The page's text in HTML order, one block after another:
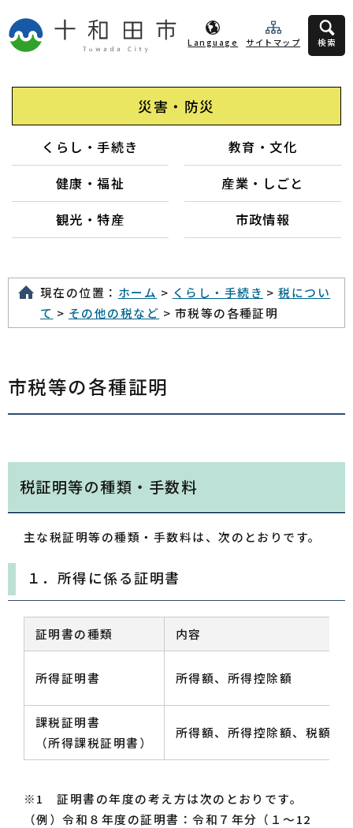
Language サイトマップ 検索
災害・防災
くらし・手続き
教育・文化
健康・福祉
産業・しごと
観光・特産
市政情報
現在の位置： ホーム > くらし・手続き >税につい
て > その他の税など > 市税等の各種証明
市税等の各種証明
税証明等の種類・手数料
主な税証明等の種類・手数料は、次のとおりです。
１．所得に係る証明書
証明書の種類 内容
所得証明書 所得額、所得控除額
課税証明書
（所得課税証明書）
所得額、所得控除額、税額
※1 証明書の年度の考え方は次のとおりです。
（例）令和８年度の証明書：令和７年分（１～12